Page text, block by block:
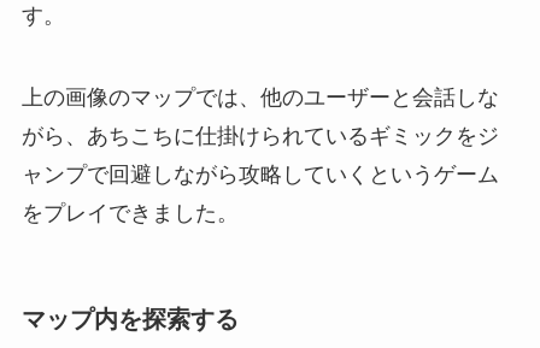
す。
上の画像のマップでは、他のユーザーと会話しな
がら、あちこちに仕掛けられているギミックをジ
ャンプで回避しながら攻略していくというゲーム
をプレイできました。
マップ内を探索する